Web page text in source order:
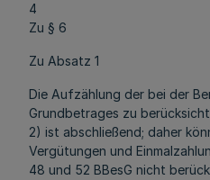
4
Zu § 6
Zu Absatz 1
Die Aufzählung der bei der
Grundbetrages zu
2) ist abschließend; daher
Vergütungen und
48 und 52 BBesG nicht